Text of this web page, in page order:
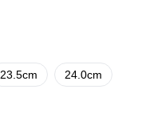
23.5cm 24.0cm